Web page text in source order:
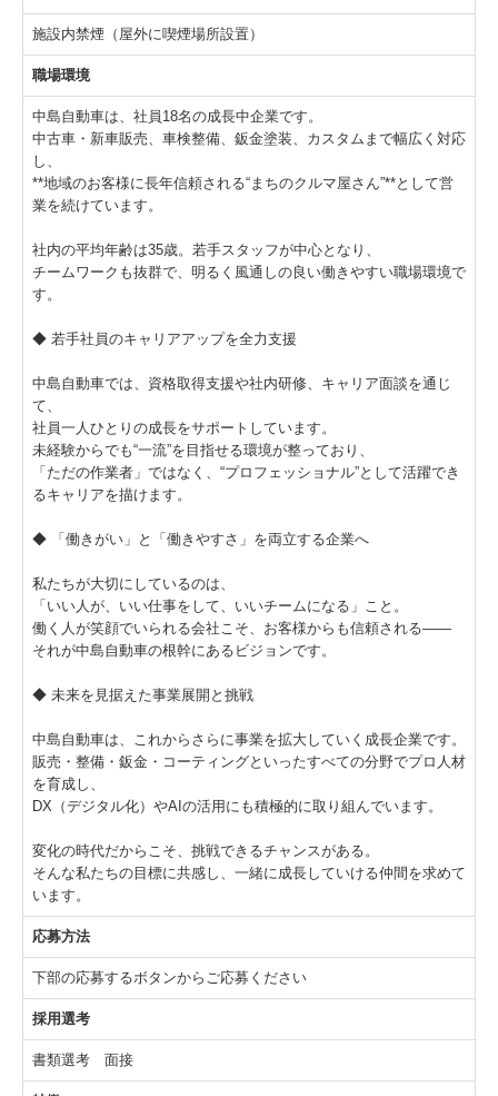
施設内禁煙（屋外に喫煙場所設置）
職場環境
中島自動車は、社員18名の成長中企業です。
中古車・新車販売、車検整備、鈑金塗装、カスタムまで幅広く対応
し、
**地域のお客様に長年信頼される“まちのクルマ屋さん”**として営
業を続けています。
社内の平均年齢は35歳。若手スタッフが中心となり、
チームワークも抜群で、明るく風通しの良い働きやすい職場環境で
す。
◆ 若手社員のキャリアアップを全力支援
中島自動車では、資格取得支援や社内研修、キャリア面談を通じ
て、
社員一人ひとりの成長をサポートしています。
未経験からでも“一流”を目指せる環境が整っており、
「ただの作業者」ではなく、“プロフェッショナル”として活躍でき
るキャリアを描けます。
◆ 「働きがい」と「働きやすさ」を両立する企業へ
私たちが大切にしているのは、
「いい人が、いい仕事をして、いいチームになる」こと。
働く人が笑顔でいられる会社こそ、お客様からも信頼される――
それが中島自動車の根幹にあるビジョンです。
◆ 未来を見据えた事業展開と挑戦
中島自動車は、これからさらに事業を拡大していく成長企業です。
販売・整備・鈑金・コーティングといったすべての分野でプロ人材
を育成し、
DX（デジタル化）やAIの活用にも積極的に取り組んでいます。
変化の時代だからこそ、挑戦できるチャンスがある。
そんな私たちの目標に共感し、一緒に成長していける仲間を求めて
います。
応募方法
下部の応募するボタンからご応募ください
採用選考
書類選考 面接